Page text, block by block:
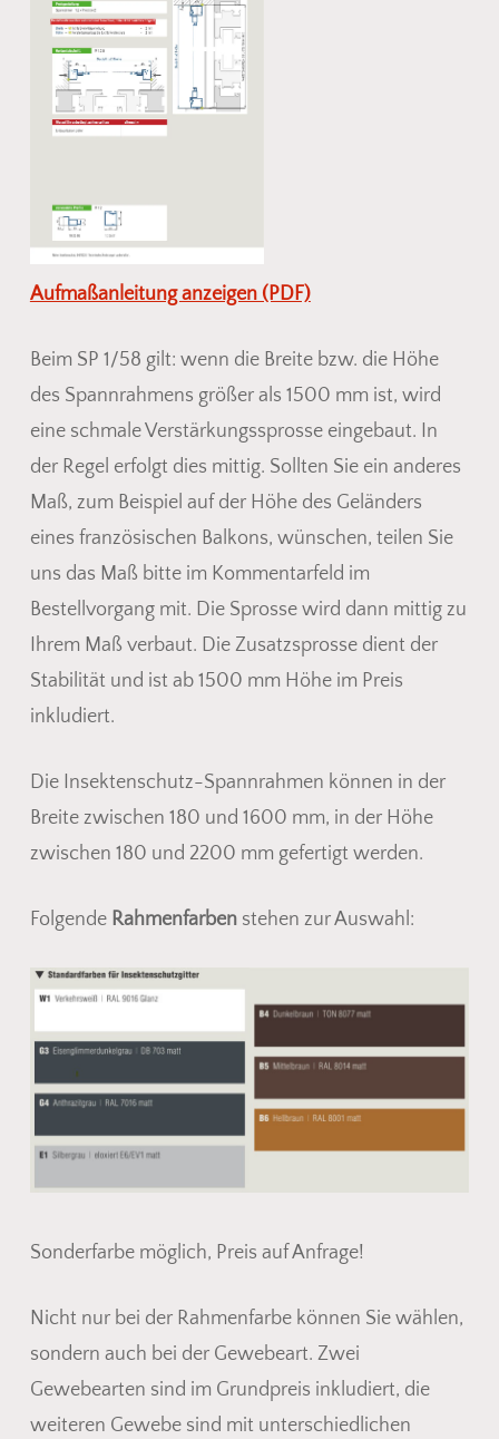
im Warenkorb.
Go To Shop
Aufmaßanleitung anzeigen (PDF)
Beim SP 1/58 gilt: wenn die Breite bzw. die Höhe
des Spannrahmens größer als 1500 mm ist, wird
eine schmale Verstärkungssprosse eingebaut. In
der Regel erfolgt dies mittig. Sollten Sie ein anderes
Maß, zum Beispiel auf der Höhe des Geländers
eines französischen Balkons, wünschen, teilen Sie
uns das Maß bitte im Kommentarfeld im
Bestellvorgang mit. Die Sprosse wird dann mittig zu
Ihrem Maß verbaut. Die Zusatzsprosse dient der
Stabilität und ist ab 1500 mm Höhe im Preis
inkludiert.
Die Insektenschutz-Spannrahmen können in der
Breite zwischen 180 und 1600 mm, in der Höhe
zwischen 180 und 2200 mm gefertigt werden.
Folgende Rahmenfarbenstehen zur Auswahl:
Sonderfarbe möglich, Preis auf Anfrage!
Nicht nur bei der Rahmenfarbe können Sie wählen,
sondern auch bei der Gewebeart. Zwei
Gewebearten sind im Grundpreis inkludiert, die
weiteren Gewebe sind mit unterschiedlichen